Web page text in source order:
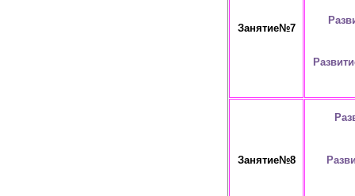
Занятие№7
Занятие№8